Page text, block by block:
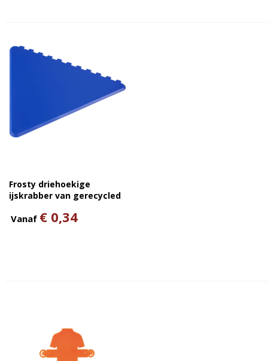
Frosty driehoekige
ijskrabber van gerecycled
Vanaf € 0,34